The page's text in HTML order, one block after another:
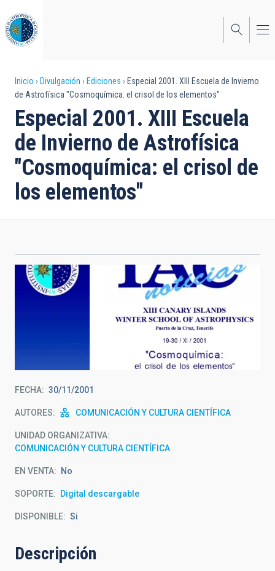
al
contenido
principal
Sobrescribir
enlaces
de
ayuda
a
la
Inicio Divulgación Ediciones
Especial 2001. XIII Escuela de Invierno
de Astrofísica "Cosmoquímica: el crisol de los elementos"
Especial 2001. XIII Escuela
de Invierno de Astrofísica
"Cosmoquímica: el crisol de
los elementos"
FECHA 30/11/2001
AUTORES COMUNICACIÓN Y CULTURA CIENTÍFICA
UNIDAD ORGANIZATIVA
COMUNICACIÓN Y CULTURA CIENTÍFICA
EN VENTA No
SOPORTE Digital descargable
DISPONIBLE Si
Descripción